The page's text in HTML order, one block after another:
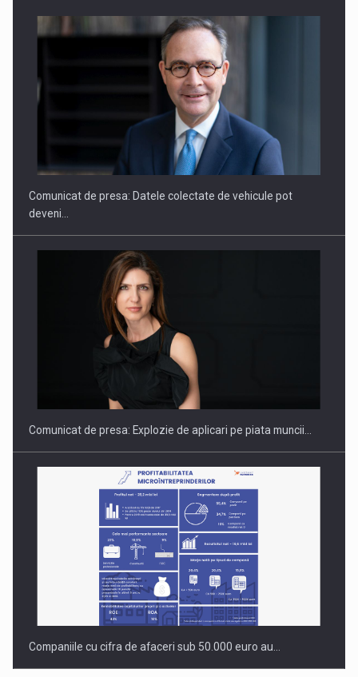
SAPTE PERSONALITATI DIN MEDIUL DE AFACERI, ACADEMIC
Hard Enduro Piatra Craiului 2026, fueled by benzinariile RO…
Comunicat de presa: Datele colectate de vehicule pot
deveni…
Comunicat de presa: Explozie de aplicari pe piata muncii…
Companiile cu cifra de afaceri sub 50.000 euro au…